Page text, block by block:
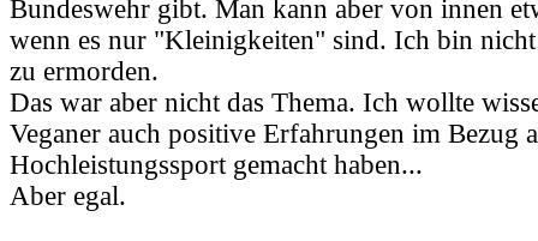
Bundeswehr gibt. Man kann aber von innen
wenn es nur "Kleinigkeiten" sind. Ich bin
zu ermorden.
Das war aber nicht das Thema. Ich wollte
Veganer auch positive Erfahrungen im Bezug
Hochleistungssport gemacht haben...
Aber egal.